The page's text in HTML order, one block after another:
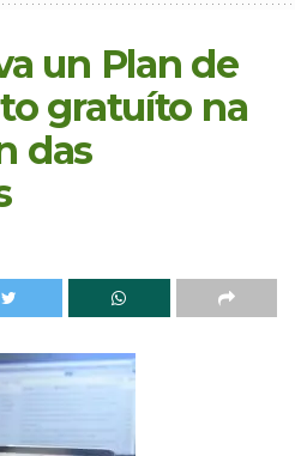
un Plan de
gratuíto na
das